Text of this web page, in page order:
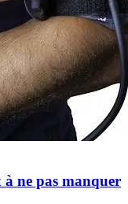
à ne pas manquer